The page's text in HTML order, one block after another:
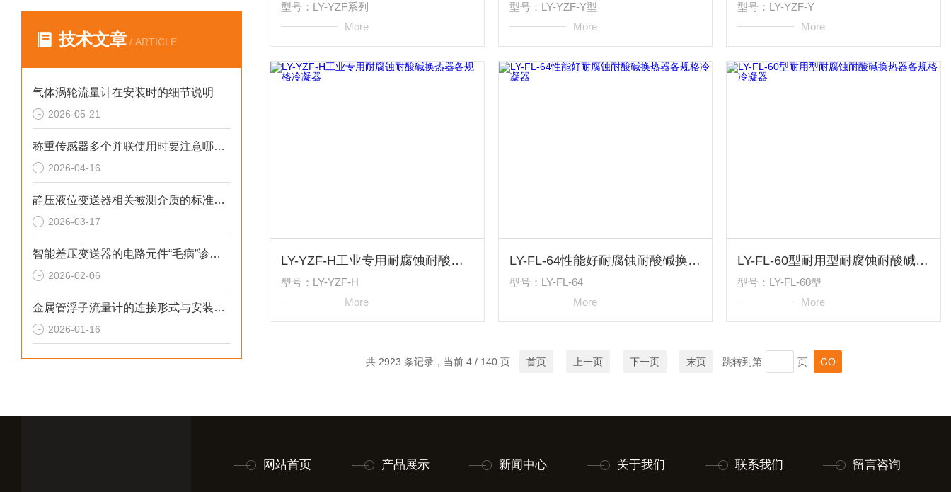
技术文章 / ARTICLE
气体涡轮流量计在安装时的细节说明
2026-05-21
称重传感器多个并联使用时要注意哪些？
2026-04-16
静压液位变送器相关被测介质的标准解析
2026-03-17
智能差压变送器的电路元件“毛病”诊断综述
2026-02-06
金属管浮子流量计的连接形式与安装尺寸解析
2026-01-16
型号：LY-YZF系列
More
型号：LY-YZF-Y型
More
型号：LY-YZF-Y
More
LY-YZF-H工业专用耐腐蚀耐酸碱换热器各规格冷凝器
型号：LY-YZF-H
More
LY-FL-64性能好耐腐蚀耐酸碱换热器各规格冷凝器
型号：LY-FL-64
More
LY-FL-60型耐用型耐腐蚀耐酸碱换热器各规格冷凝器
型号：LY-FL-60型
More
共 2923 条记录，当前 4 / 140 页 首页 上一页 下一页 末页 跳转到第 页
网站首页 产品展示 新闻中心 关于我们 联系我们 留言咨询